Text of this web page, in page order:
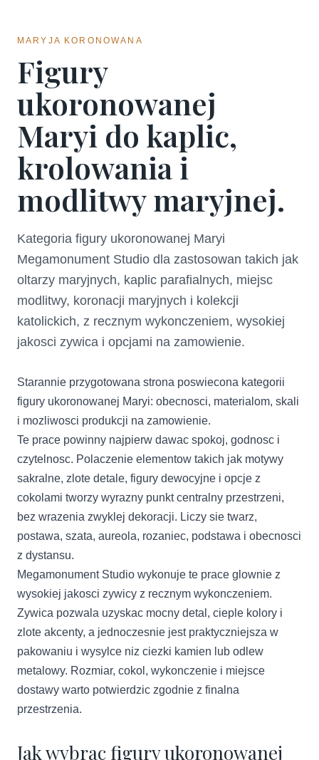
MARYJA KORONOWANA
Figury
ukoronowanej
Maryi do kaplic,
krolowania i
modlitwy maryjnej.
Kategoria figury ukoronowanej Maryi
Megamonument Studio dla zastosowan takich jak
oltarzy maryjnych, kaplic parafialnych, miejsc
modlitwy, koronacji maryjnych i kolekcji
katolickich, z recznym wykonczeniem, wysokiej
jakosci zywica i opcjami na zamowienie.
Starannie przygotowana strona poswiecona kategorii
figury ukoronowanej Maryi: obecnosci, materialom, skali
i mozliwosci produkcji na zamowienie.
Te prace powinny najpierw dawac spokoj, godnosc i
czytelnosc. Polaczenie elementow takich jak motywy
sakralne, zlote detale, figury dewocyjne i opcje z
cokolami tworzy wyrazny punkt centralny przestrzeni,
bez wrazenia zwyklej dekoracji. Liczy sie twarz,
postawa, szata, aureola, rozaniec, podstawa i obecnosci
z dystansu.
Megamonument Studio wykonuje te prace glownie z
wysokiej jakosci zywicy z recznym wykonczeniem.
Zywica pozwala uzyskac mocny detal, cieple kolory i
zlote akcenty, a jednoczesnie jest praktyczniejsza w
pakowaniu i wysylce niz ciezki kamien lub odlew
metalowy. Rozmiar, cokol, wykonczenie i miejsce
dostawy warto potwierdzic zgodnie z finalna
przestrzenia.
Jak wybrac figury ukoronowanej